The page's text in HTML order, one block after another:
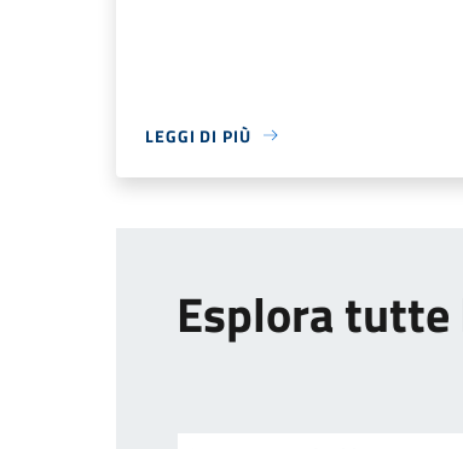
LEGGI DI PIÙ
Esplora